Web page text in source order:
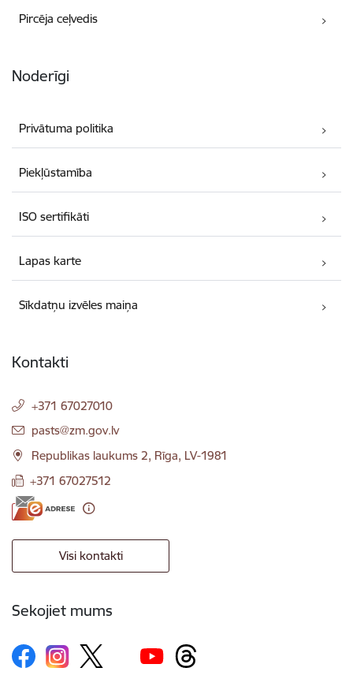
Pircēja ceļvedis
Noderīgi
Privātuma politika
Piekļūstamība
ISO sertifikāti
Lapas karte
Sīkdatņu izvēles maiņa
Kontakti
+371 67027010
E-pasts:
pasts@zm.gov.lv
Republikas laukums 2, Rīga, LV-1981
+371 67027512
Visi kontakti
Sekojiet mums